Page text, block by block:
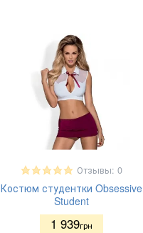
Отзывы: 0
Костюм студентки Obsessive
Student
1 939грн